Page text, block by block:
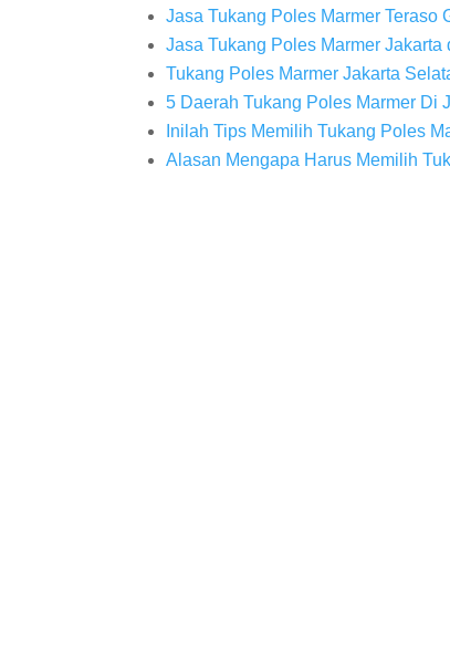
Jasa Tukang Poles Marmer Teraso
Jasa Tukang Poles Marmer Jakarta
Tukang Poles Marmer Jakarta
5 Daerah Tukang Poles Marmer Di
Inilah Tips Memilih Tukang Poles
Alasan Mengapa Harus Memilih